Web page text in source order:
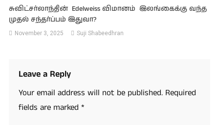
சுவிட்சர்லாந்தின் Edelweiss விமானம் இலங்கைக்கு வந்த
முதல் சந்தர்ப்பம் இதுவா?
November 3, 2025 Suji Shabeedhran
Leave a Reply
Your email address will not be published. Required
fields are marked *